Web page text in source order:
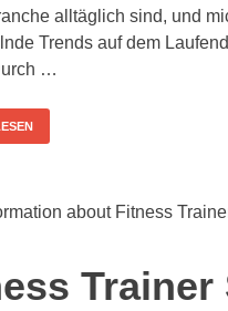
alltäglich sind, und
Trends auf dem
…
about Fitness
Trainer